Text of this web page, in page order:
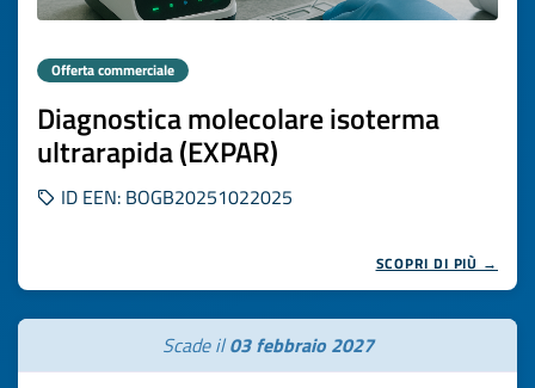
Offerta commerciale
Diagnostica molecolare isoterma
ultrarapida (EXPAR)
ID EEN: BOGB20251022025
SCOPRI DI PIÙ →
Scade il03 febbraio 2027